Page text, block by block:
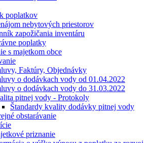
poplatkov
nebytových priestorov
zapožičania inventáru
poplatky
s majetkom obce
Faktúry, Objednávky
o dodávkach vody od 01.04.2022
o dodávkach vody do 31.03.2022
pitnej vody - Protokoly
Štandardy kvality dodávky pitnej vody
obstarávanie
priznanie